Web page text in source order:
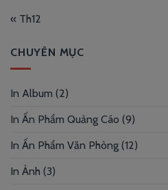
« Th12
CHUYÊN MỤC
In Album (2)
In Ấn Phẩm Quảng Cáo (9)
In Ấn Phẩm Văn Phòng (12)
In Ảnh (3)